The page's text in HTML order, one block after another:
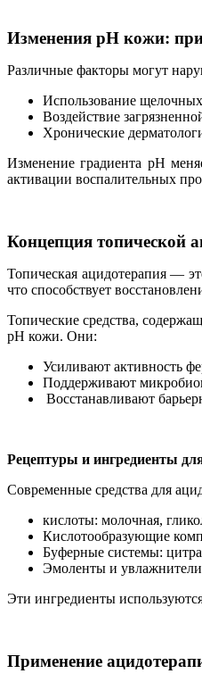
Изменения pH кожи:
Различные факторы могут
Использование
Воздействие
Хронические
Изменение градиента pH
активации воспалительных
Концепция топической
Топическая ацидотерапия —
что способствует
Топические средства,
pH кожи. Они:
Усиливают активность
Поддерживают
Восстанавливают
Рецептуры и ингредиенты
Современные средства для
кислоты: молочная,
Кислотообразующие
Буферные системы:
Эмоленты и
Эти ингредиенты
Применение